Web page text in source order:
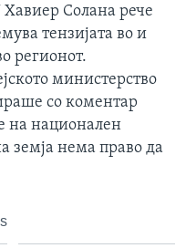
Солана рече
тензијата во и
регионот.
министерство
со коментар
на национален
земја нема право да